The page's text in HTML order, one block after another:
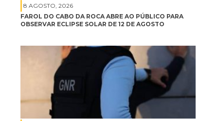
8 AGOSTO, 2026
FAROL DO CABO DA ROCA ABRE AO PÚBLICO PARA
OBSERVAR ECLIPSE SOLAR DE 12 DE AGOSTO